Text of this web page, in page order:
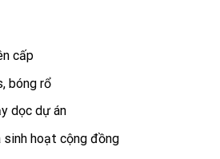
cấp
bóng rổ
dọc dự án
sinh hoạt cộng đồng